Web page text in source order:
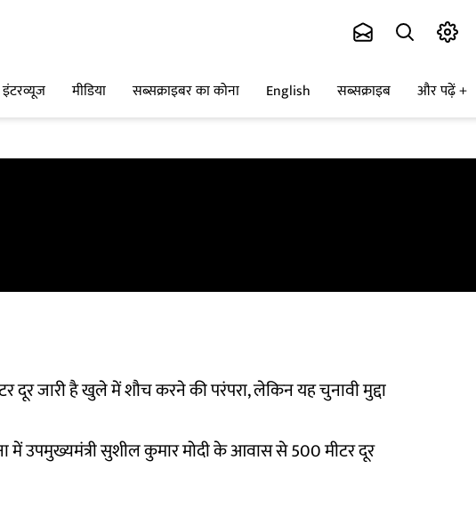
मीडिया सब्सक्राइबर का कोना English सब्सक्राइब और पढ़ें
दूर जारी है खुले में शौच करने की परंपरा, लेकिन यह चुनावी मुद्दा
में उपमुख्यमंत्री सुशील कुमार मोदी के आवास से 500 मीटर दूर